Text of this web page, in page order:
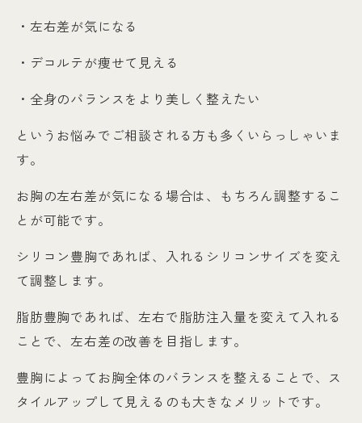
・左右差が気になる
・デコルテが痩せて見える
・全身のバランスをより美しく整えたい
というお悩みでご相談される方も多くいらっしゃいま
す。
お胸の左右差が気になる場合は、もちろん調整するこ
とが可能です。
シリコン豊胸であれば、入れるシリコンサイズを変え
て調整します。
脂肪豊胸であれば、左右で脂肪注入量を変えて入れる
ことで、左右差の改善を目指します。
豊胸によってお胸全体のバランスを整えることで、ス
タイルアップして見えるのも大きなメリットです。